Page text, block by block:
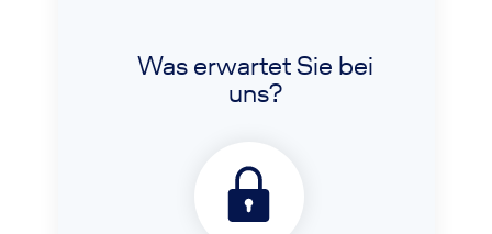
Was erwartet Sie bei
uns?